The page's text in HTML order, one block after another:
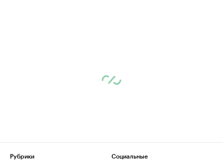
Рубрики
Социальные